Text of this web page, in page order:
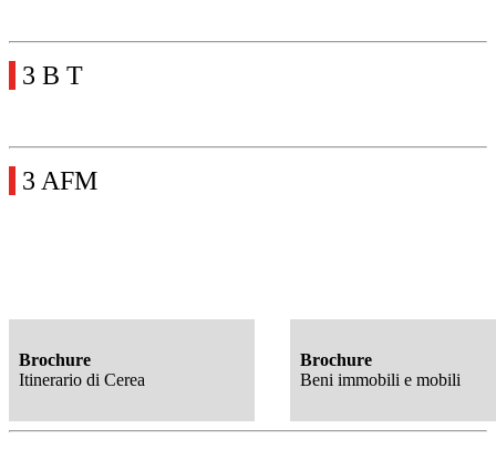
3 B T
3 AFM
Brochure
Itinerario di Cerea
Brochure
Beni immobili e mobili